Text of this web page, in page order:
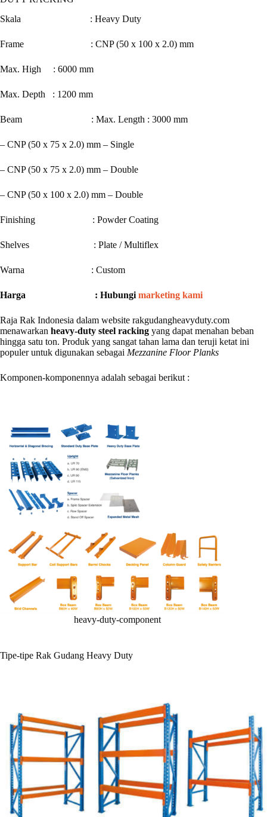
Skala : Heavy Duty
Frame : CNP (50 x 100 x 2.0) mm
Max. High : 6000 mm
Max. Depth : 1200 mm
Beam : Max. Length : 3000 mm
– CNP (50 x 75 x 2.0) mm – Single
– CNP (50 x 75 x 2.0) mm – Double
– CNP (50 x 100 x 2.0) mm – Double
Finishing : Powder Coating
Shelves : Plate / Multiflex
Warna : Custom
Harga : Hubungi marketing kami
Raja Rak Indonesia dalam website rakgudangheavyduty.com
menawarkan heavy-duty steel racking yang dapat menahan beban
hingga satu ton. Produk yang sangat tahan lama dan teruji ketat ini
populer untuk digunakan sebagai Mezzanine Floor Planks
Komponen-komponennya adalah sebagai berikut :
heavy-duty-component
Tipe-tipe Rak Gudang Heavy Duty